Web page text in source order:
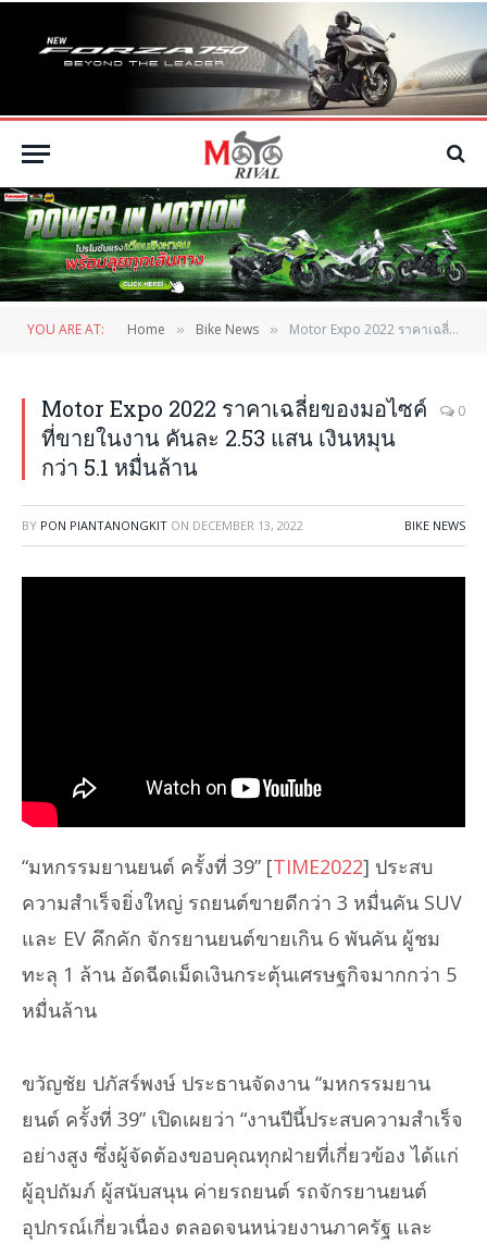
YOU ARE AT: Home » Bike News » Motor Expo 2022 ราคาเฉลี่ยของมอไซค์ที่ขายในงาน คันละ 2.53 แสน เงินหมุนกว่า 5.1 หมื่นล้าน
Motor Expo 2022 ราคาเฉลี่ยของมอไซค์
ที่ขายในงาน คันละ 2.53 แสน เงินหมุน
กว่า 5.1 หมื่นล้าน
0
BY PON PIANTANONGKIT ON DECEMBER 13, 2022 BIKE NEWS
“มหกรรมยานยนต์ ครั้งที่ 39” [TIME2022] ประสบ
ความสำเร็จยิ่งใหญ่ รถยนต์ขายดีกว่า 3 หมื่นคัน SUV
และ EV คึกคัก จักรยานยนต์ขายเกิน 6 พันคัน ผู้ชม
ทะลุ 1 ล้าน อัดฉีดเม็ดเงินกระตุ้นเศรษฐกิจมากกว่า 5
หมื่นล้าน
ขวัญชัย ปภัสร์พงษ์ ประธานจัดงาน “มหกรรมยาน
ยนต์ ครั้งที่ 39” เปิดเผยว่า “งานปีนี้ประสบความสำเร็จ
อย่างสูง ซึ่งผู้จัดต้องขอบคุณทุกฝ่ายที่เกี่ยวข้อง ได้แก่
ผู้อุปถัมภ์ ผู้สนับสนุน ค่ายรถยนต์ รถจักรยานยนต์
อุปกรณ์เกี่ยวเนื่อง ตลอดจนหน่วยงานภาครัฐ และ